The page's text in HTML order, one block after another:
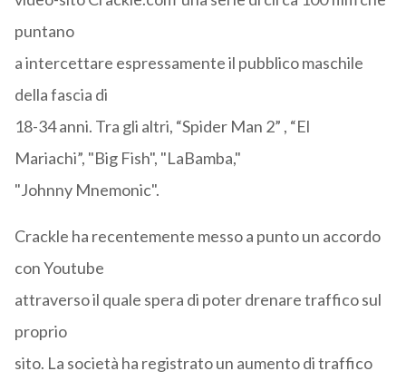
puntano
a intercettare espressamente il pubblico maschile
della fascia di
18-34 anni. Tra gli altri, “Spider Man 2” , “El
Mariachi”, "Big Fish", "LaBamba,"
"Johnny Mnemonic".
Crackle ha recentemente messo a punto un accordo
con Youtube
attraverso il quale spera di poter drenare traffico sul
proprio
sito. La società ha registrato un aumento di traffico